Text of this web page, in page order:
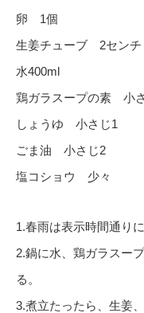
卵 1個
生姜チューブ 2センチ
水400ml
鶏ガラスープの素 小
しょうゆ 小さじ1
ごま油 小さじ2
塩コショウ 少々
1.春雨は表示時間通り
2.鍋に水、鶏ガラスー
る。
3.煮立たったら、生姜